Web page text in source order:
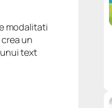
modalitati
un
text